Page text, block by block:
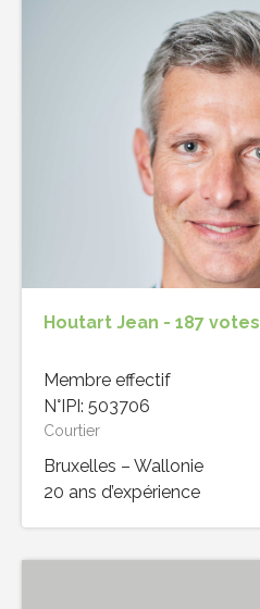
Houtart Jean - 187 votes
Membre effectif
N°IPI: 503706
Courtier
Bruxelles – Wallonie
20 ans d’expérience